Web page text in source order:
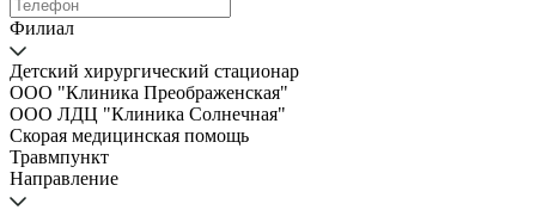
Филиал
Детский хирургический стационар
ООО "Клиника Преображенская"
ООО ЛДЦ "Клиника Солнечная"
Скорая медицинская помощь
Травмпункт
Направление